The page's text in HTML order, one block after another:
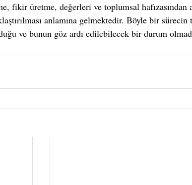
fikir üretme, değerleri ve toplumsal hafızasından
anlamına gelmektedir. Böyle bir
ve bunun göz ardı edilebilecek bir durum